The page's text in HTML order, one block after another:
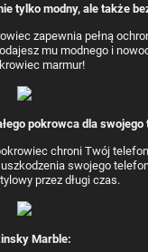
tylko modny, ale także
zapewnia pełną
mu modnego i
marmur!
pokrowca dla swojego
chroni Twój
swojego
przez długi czas.
Marble: